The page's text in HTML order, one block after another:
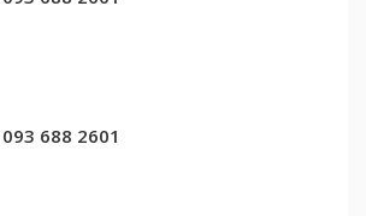
093 688 2601